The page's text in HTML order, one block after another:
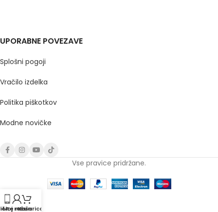
UPORABNE POVEZAVE
Splošni pogoji
Vračilo izdelka
Politika piškotkov
Modne novičke
Vse pravice pridržane.
nas
Moj račun
Košarica